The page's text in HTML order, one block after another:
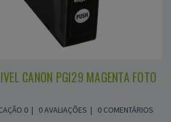
CANON PGI29 MAGENTA FOTO
0 | 0 AVALIAÇÕES | 0 COMENTÁRIOS